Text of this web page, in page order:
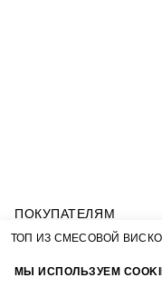
МЫ ИСПОЛЬЗУЕМ
ПОКУПАТЕЛЯМ
УСЛОВИЯ
ПОЛИТИКА
ТОП ИЗ СМЕСОВОЙ